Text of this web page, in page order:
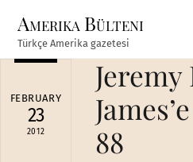
content
Amerika Bülteni
Türkçe Amerika gazetesi
FEBRUARY
23
2012
88